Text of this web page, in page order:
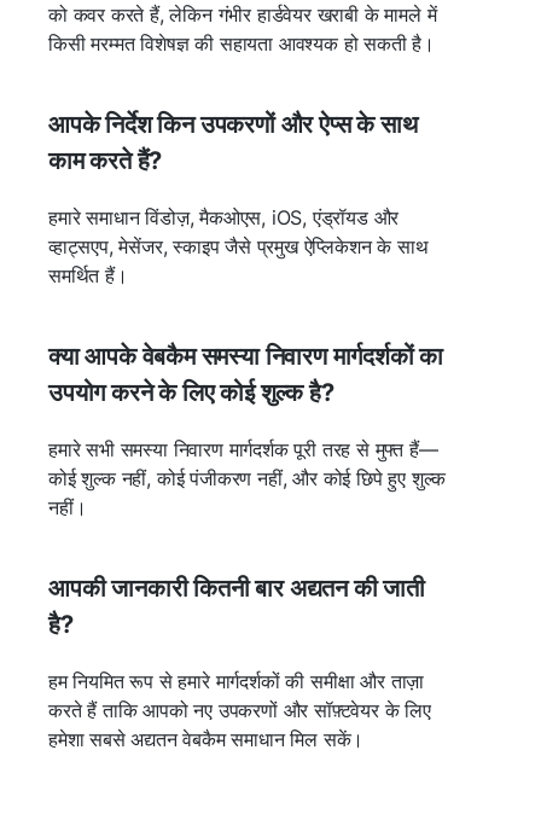
को कवर करते हैं, लेकिन गंभीर हार्डवेयर खराबी के मामले में
किसी मरम्मत विशेषज्ञ की सहायता आवश्यक हो सकती है।
आपके निर्देश किन उपकरणों और ऐप्स के साथ
काम करते हैं?
हमारे समाधान विंडोज़, मैकओएस, iOS, एंड्रॉयड और
व्हाट्सएप, मेसेंजर, स्काइप जैसे प्रमुख ऐप्लिकेशन के साथ
समर्थित हैं।
क्या आपके वेबकैम समस्या निवारण मार्गदर्शकों का
उपयोग करने के लिए कोई शुल्क है?
हमारे सभी समस्या निवारण मार्गदर्शक पूरी तरह से मुफ्त हैं—
कोई शुल्क नहीं, कोई पंजीकरण नहीं, और कोई छिपे हुए शुल्क
नहीं।
आपकी जानकारी कितनी बार अद्यतन की जाती
है?
हम नियमित रूप से हमारे मार्गदर्शकों की समीक्षा और ताज़ा
करते हैं ताकि आपको नए उपकरणों और सॉफ़्टवेयर के लिए
हमेशा सबसे अद्यतन वेबकैम समाधान मिल सकें।